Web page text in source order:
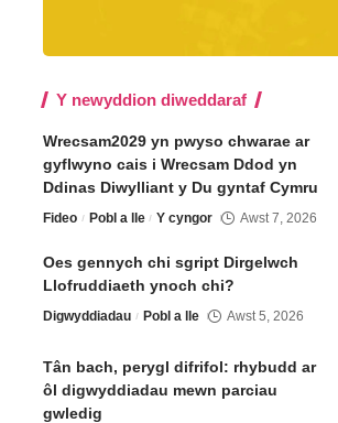
Y newyddion diweddaraf
Wrecsam2029 yn pwyso chwarae ar
gyflwyno cais i Wrecsam Ddod yn
Ddinas Diwylliant y Du gyntaf Cymru
Fideo Pobl a lle Y cyngor Awst 7, 2026
Oes gennych chi sgript Dirgelwch
Llofruddiaeth ynoch chi?
Digwyddiadau Pobl a lle Awst 5, 2026
Tân bach, perygl difrifol: rhybudd ar
ôl digwyddiadau mewn parciau
gwledig